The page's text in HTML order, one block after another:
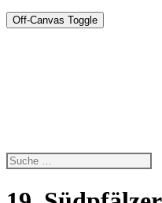
Off-Canvas Toggle